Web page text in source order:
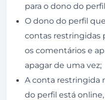
para o dono do
O dono do perfil
contas restringidas
os comentários e
apagar de uma vez;
A conta restringida
do perfil está